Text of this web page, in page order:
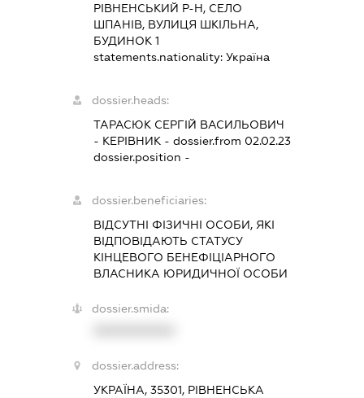
РІВНЕНСЬКИЙ Р-Н, СЕЛО
ШПАНІВ, ВУЛИЦЯ ШКІЛЬНА,
БУДИНОК 1
statements.nationality:Україна
dossier.heads:
ТАРАСЮК СЕРГІЙ ВАСИЛЬОВИЧ
- КЕРІВНИК - dossier.from 02.02.23
dossier.position -
dossier.beneficiaries:
ВІДСУТНІ ФІЗИЧНІ ОСОБИ, ЯКІ
ВІДПОВІДАЮТЬ СТАТУСУ
КІНЦЕВОГО БЕНЕФІЦІАРНОГО
ВЛАСНИКА ЮРИДИЧНОЇ ОСОБИ
dossier.smida:
dossier.address:
УКРАЇНА, 35301, РІВНЕНСЬКА